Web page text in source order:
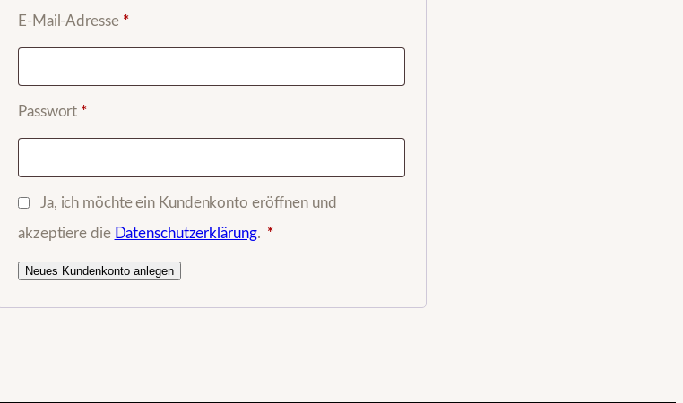
E-Mail-Adresse *Erforderlich
Passwort *Erforderlich
Ja, ich möchte ein Kundenkonto eröffnen und
akzeptiere die Datenschutzerklärung. *
Neues Kundenkonto anlegen